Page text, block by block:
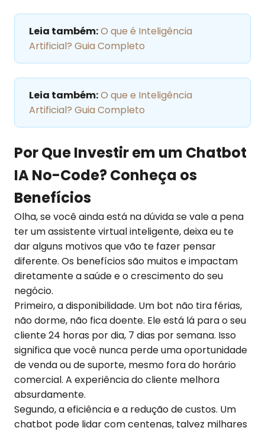
Leia também:O que é Inteligência
Artificial? Guia Completo
Leia também:O que e Inteligência
Artificial? Guia Completo
Por Que Investir em um Chatbot
IA No-Code? Conheça os
Benefícios
Olha, se você ainda está na dúvida se vale a pena
ter um assistente virtual inteligente, deixa eu te
dar alguns motivos que vão te fazer pensar
diferente. Os benefícios são muitos e impactam
diretamente a saúde e o crescimento do seu
negócio.
Primeiro, a disponibilidade. Um bot não tira férias,
não dorme, não fica doente. Ele está lá para o seu
cliente 24 horas por dia, 7 dias por semana. Isso
significa que você nunca perde uma oportunidade
de venda ou de suporte, mesmo fora do horário
comercial. A experiência do cliente melhora
absurdamente.
Segundo, a eficiência e a redução de custos. Um
chatbot pode lidar com centenas, talvez milhares